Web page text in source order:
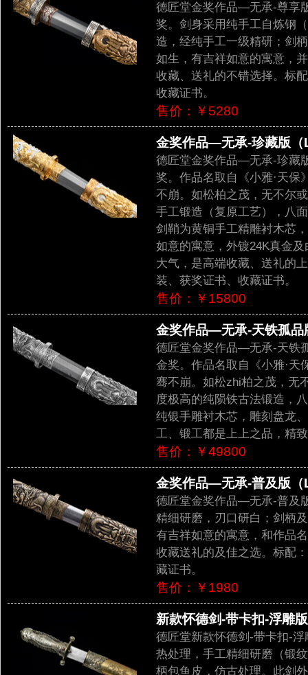
德匠堂金奖作品—无承-尊享
奖。剑身采用纯手工自炼钢
造，经纯手工一级精研；剑
如生，有吉祥如意的寓意，
收藏、送礼的不错选择。标
收藏证书。
售价：￥5280
金奖作品—无承-珍藏版
德匠堂金奖作品—无承-珍藏
奖。作品名取自《小雅·天保
不崩。如松柏之茂，无不尔
手工锻造（复原工艺），八
剑鞘为黄铜手工精雕衬木芯
如意的寓意，外镀24K真金
大气，是高端收藏、送礼的
装、获奖证书、收藏证书。
售价：￥15800
金奖作品—无承-天铁孤品
德匠堂金奖作品—无承-天铁
金奖。作品名取自《小雅·天
骞不崩。如松zhi柏之茂，无
度极高的纯陨铁古法锻造，
纯银手雕衬木芯，雕刻盘龙
工、锻工都是上上之品，精
售价：￥49800
金奖作品—无承-普及版
德匠堂金奖作品—无承-普及
精细研磨，刃口研白；剑柄
有吉祥如意的寓意，和作品
收藏送礼的及佳之选。标配
藏证书。
售价：￥1980
新款怀德剑-带卡扣-浮雕
德匠堂新款怀德剑-带卡扣-
热处理，手工精细研磨（锻
柄包鱼皮，仿古处理。此剑